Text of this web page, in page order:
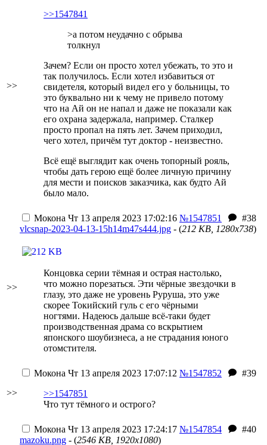
>>
>>1547841
>а потом неудачно с обрыва
толкнул
Зачем? Если он просто хотел убежать, то это и
так получилось. Если хотел избавиться от
свидетеля, который видел его у больницы, то
это буквально ни к чему не привело потому
что на Ай он не напал и даже не показали как
его охрана задержала, например. Сталкер
просто пропал на пять лет. Зачем приходил,
чего хотел, причём тут доктор - неизвестно.
Всё ещё выглядит как очень топорный рояль,
чтобы дать герою ещё более личную причину
для мести и поисков заказчика, как будто Ай
было мало.
>>
Мокона Чт 13 апреля 2023 17:02:16 №1547851
#38
vlcsnap-2023-04-13-15h14m47s444.jpg - (212 KB, 1280x738)
Концовка серии тёмная и острая настолько,
что можно порезаться. Эти чёрные звездочки в
глазу, это даже не уровень Руруша, это уже
скорее Токийский гуль с его чёрными
ногтями. Надеюсь дальше всё-таки будет
производственная драма со вскрытием
японского шоубизнеса, а не страдания юного
отомстителя.
>>
Мокона Чт 13 апреля 2023 17:07:12 №1547852
#39
>>1547851
Что тут тёмного и острого?
Мокона Чт 13 апреля 2023 17:24:17 №1547854
#40
mazoku.png - (2546 KB, 1920x1080)